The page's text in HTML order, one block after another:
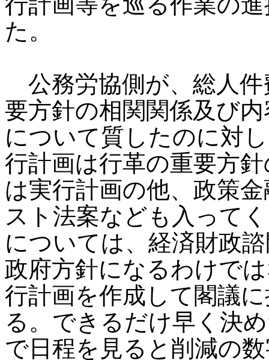
た。
公務労協側が、総人件
要方針の相関関係及び
について質したのに対
行計画は行革の重要方
は実行計画の他、政策
スト法案なども入って
については、経済財政
政府方針になるわけで
行計画を作成して閣議
る。できるだけ早く決
で日程を見ると削減の